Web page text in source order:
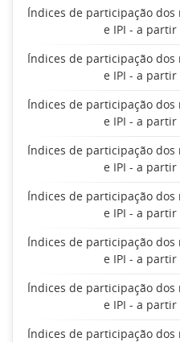
Índices de participação dos
e IPI - a
Índices de participação dos
e IPI - a
Índices de participação dos
e IPI - a
Índices de participação dos
e IPI - a
Índices de participação dos
e IPI - a
Índices de participação dos
e IPI - a
Índices de participação dos
e IPI - a
Índices de participação dos